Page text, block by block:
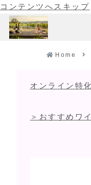
コンテンツへスキップ
Home
オンライン特
＞おすすめワ